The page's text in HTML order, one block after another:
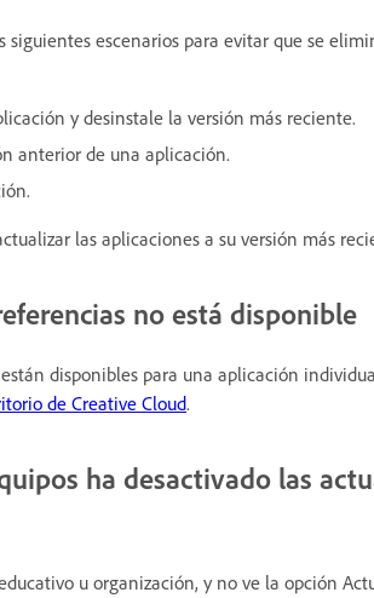
escenarios para evitar que se
y desinstale la versión más reciente.
anterior de una aplicación.
las aplicaciones a su versión más
no está disponible
disponibles para una aplicación
de Creative Cloud.
ha desactivado las
u organización, y no ve la opción